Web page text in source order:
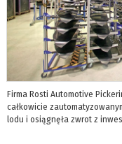
Firma Rosti Automotive
całkowicie
lodu i osiągnęła zwrot z